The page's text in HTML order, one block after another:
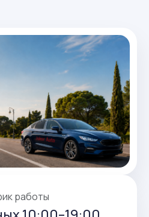
работы